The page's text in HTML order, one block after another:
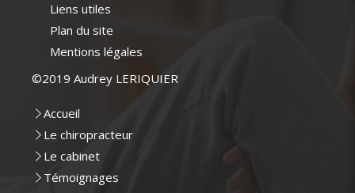
Liens utiles
Plan du site
Mentions légales
©2019 Audrey LERIQUIER
Accueil
Le chiropracteur
Le cabinet
Témoignages